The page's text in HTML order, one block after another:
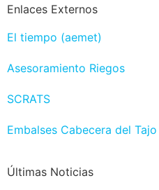
Enlaces Externos
El tiempo (aemet)
Asesoramiento Riegos
SCRATS
Embalses Cabecera del Tajo
Últimas Noticias